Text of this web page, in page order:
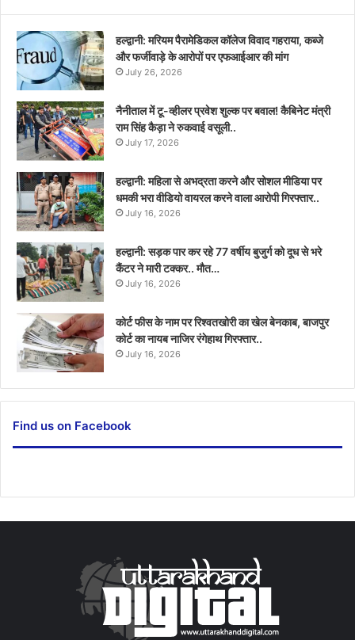
हल्द्वानी: मरियम पैरामेडिकल कॉलेज विवाद गहराया, कब्जे
और फर्जीवाड़े के आरोपों पर एफआईआर की मांग
July 26, 2026
नैनीताल में टू-व्हीलर प्रवेश शुल्क पर बवाल! कैबिनेट मंत्री
राम सिंह कैड़ा ने रुकवाई वसूली..
July 17, 2026
हल्द्वानी: महिला से अभद्रता करने और सोशल मीडिया पर
धमकी भरा वीडियो वायरल करने वाला आरोपी गिरफ्तार..
July 16, 2026
हल्द्वानी: सड़क पार कर रहे 77 वर्षीय बुजुर्ग को दूध से भरे
कैंटर ने मारी टक्कर.. मौत…
July 16, 2026
कोर्ट फीस के नाम पर रिश्वतखोरी का खेल बेनकाब, बाजपुर
कोर्ट का नायब नाजिर रंगेहाथ गिरफ्तार..
July 16, 2026
Find us on Facebook